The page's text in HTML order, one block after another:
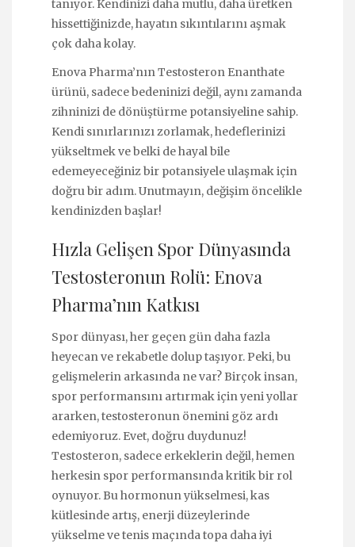
tanıyor. Kendinizi daha mutlu, daha üretken
hissettiğinizde, hayatın sıkıntılarını aşmak
çok daha kolay.
Enova Pharma’nın Testosteron Enanthate
ürünü, sadece bedeninizi değil, aynı zamanda
zihninizi de dönüştürme potansiyeline sahip.
Kendi sınırlarınızı zorlamak, hedeflerinizi
yükseltmek ve belki de hayal bile
edemeyeceğiniz bir potansiyele ulaşmak için
doğru bir adım. Unutmayın, değişim öncelikle
kendinizden başlar!
Hızla Gelişen Spor Dünyasında
Testosteronun Rolü: Enova
Pharma’nın Katkısı
Spor dünyası, her geçen gün daha fazla
heyecan ve rekabetle dolup taşıyor. Peki, bu
gelişmelerin arkasında ne var? Birçok insan,
spor performansını artırmak için yeni yollar
ararken, testosteronun önemini göz ardı
edemiyoruz. Evet, doğru duydunuz!
Testosteron, sadece erkeklerin değil, hemen
herkesin spor performansında kritik bir rol
oynuyor. Bu hormonun yükselmesi, kas
kütlesinde artış, enerji düzeylerinde
yükselme ve tenis maçında topa daha iyi